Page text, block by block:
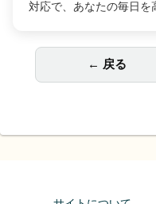
ただけの贅沢な読書時間
← 戻る